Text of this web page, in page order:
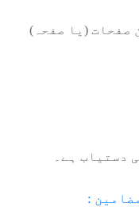
صفحات (یا صفحہ)
دستیاب ہے۔
: